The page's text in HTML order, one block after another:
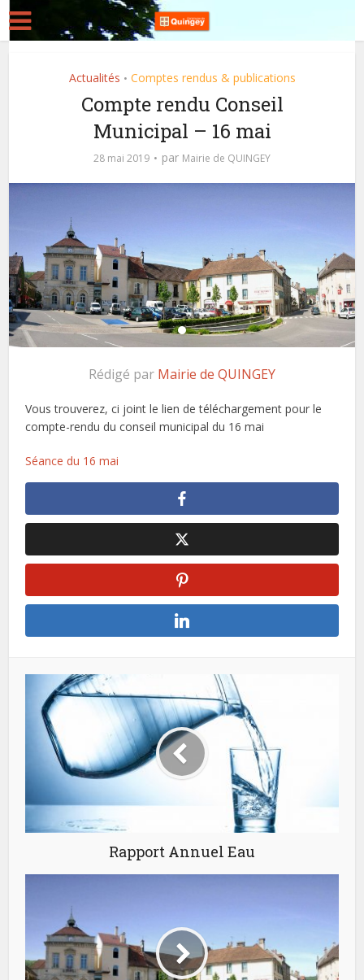
Actualités • Comptes rendus & publications
Compte rendu Conseil
Municipal – 16 mai
28 mai 2019 par Mairie de QUINGEY
Rédigé par Mairie de QUINGEY
Vous trouverez, ci joint le lien de téléchargement pour le
compte-rendu du conseil municipal du 16 mai
Séance du 16 mai
Rapport Annuel Eau